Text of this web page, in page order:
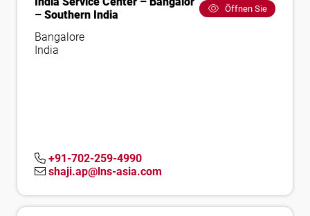
– Southern India
Öffnen Sie
Bangalore
India
+91-702-259-4990
shaji.ap@lns-asia.com